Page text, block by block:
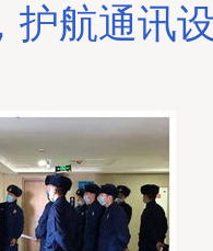
护航通讯